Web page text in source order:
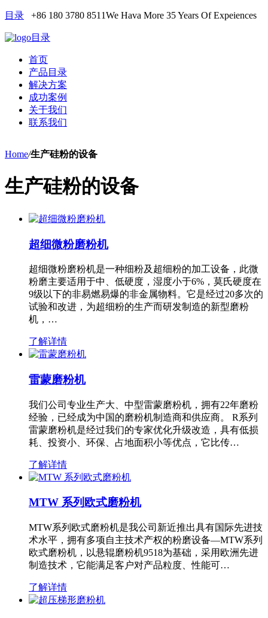
目录 +86 180 3780 8511We Hava More 35 Years Of Expeiences
目录
首页
产品目录
解决方案
成功案例
关于我们
联系我们
Home/生产硅粉的设备
生产硅粉的设备
超细微粉磨粉机
超细微粉磨粉机是一种细粉及超细粉的加工设备，此微
粉磨主要适用于中、低硬度，湿度小于6%，莫氏硬度在
9级以下的非易燃易爆的非金属物料。它是经过20多次的
试验和改进，为超细粉的生产而研发制造的新型磨粉
机，…
了解详情
雷蒙磨粉机
我们公司专业生产大、中型雷蒙磨粉机，拥有22年磨粉
经验，已经成为中国的磨粉机制造商和供应商。 R系列
雷蒙磨粉机是经过我们的专家优化升级改造，具有低损
耗、投资小、环保、占地面积小等优点，它比传…
了解详情
MTW 系列欧式磨粉机
MTW系列欧式磨粉机是我公司新近推出具有国际先进技
术水平，拥有多项自主技术产权的粉磨设备—MTW系列
欧式磨粉机，以悬辊磨粉机9518为基础，采用欧洲先进
制造技术，它能满足客户对产品粒度、性能可…
了解详情